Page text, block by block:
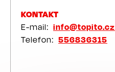
KONTAKT
E-mail
info@topito.cz
Telefon
556836315